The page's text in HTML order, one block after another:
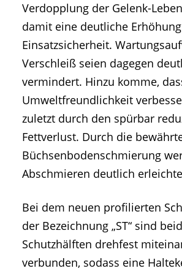
Verdopplung der Gelenk-
damit eine deutliche
Einsatzsicherheit.
Verschleiß seien dagegen
vermindert. Hinzu komme,
Umweltfreundlichkeit
zuletzt durch den spürbar
Fettverlust. Durch die
Büchsenbodenschmierung
Abschmieren deutlich
Bei dem neuen profilierten
der Bezeichnung „ST“ sind
Schutzhälften drehfest
verbunden, sodass eine